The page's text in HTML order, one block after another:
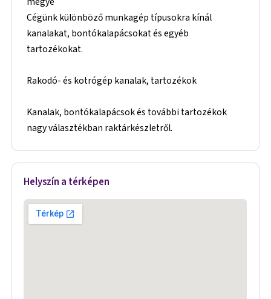
Cégünk különböző munkagép típusokra kínál
kanalakat, bontókalapácsokat és egyéb
tartozékokat.
Rakodó- és kotrógép kanalak, tartozékok
Kanalak, bontókalapácsok és további tartozékok
nagy választékban raktárkészletről.
Helyszín a térképen